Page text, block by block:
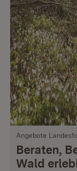
Angebote
Beraten,
Wald